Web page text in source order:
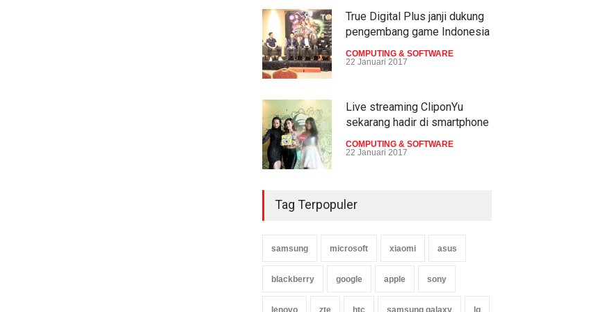
True Digital Plus janji dukung
pengembang game Indonesia
COMPUTING & SOFTWARE
22 Januari 2017
Live streaming CliponYu
sekarang hadir di smartphone
COMPUTING & SOFTWARE
22 Januari 2017
Tag Terpopuler
samsung microsoft xiaomi asus
blackberry google apple sony
lenovo zte htc samsung galaxy lg